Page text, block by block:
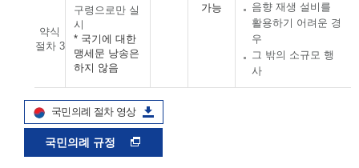
가능
약식
절차 3
구령으로만 실
시
* 국기에 대한
맹세문 낭송은
하지 않음
음향 재생 설비를
활용하기 어려운 경
우
그 밖의 소규모 행
사
국민의례 절차 영상
국민의례 규정